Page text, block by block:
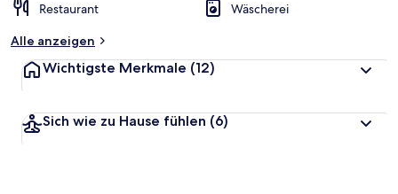
Restaurant
Wäscherei
Alle anzeigen
Wichtigste Merkmale (12)
Sich wie zu Hause fühlen (6)